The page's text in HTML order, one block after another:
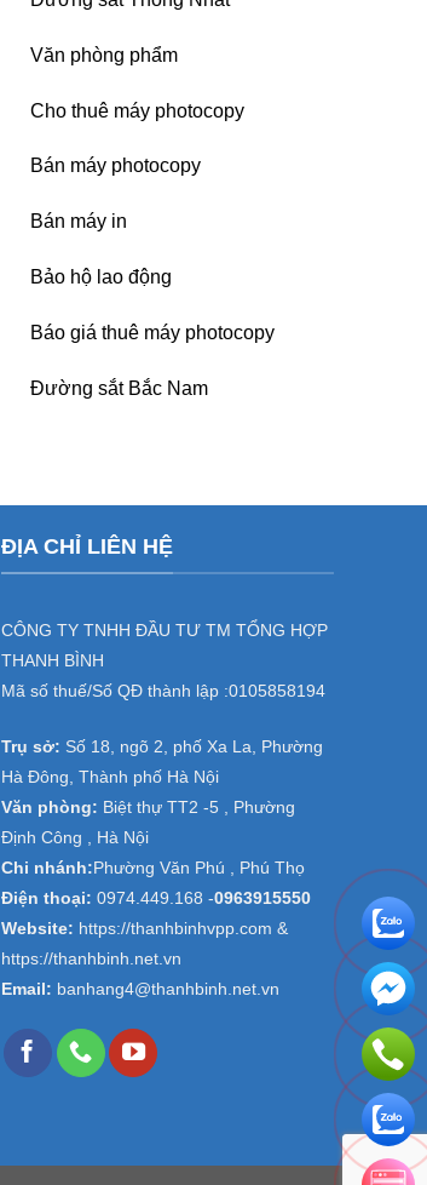
Văn phòng phẩm
Cho thuê máy photocopy
Bán máy photocopy
Bán máy in
Bảo hộ lao động
Báo giá thuê máy photocopy
Đường sắt Bắc Nam
ĐỊA CHỈ LIÊN HỆ
CÔNG TY TNHH ĐẦU TƯ TM TỔNG HỢP
THANH BÌNH
Mã số thuế/Số QĐ thành lập :0105858194
Trụ sở: Số 18, ngõ 2, phố Xa La, Phường
Hà Đông, Thành phố Hà Nội
Văn phòng: Biệt thự TT2 -5 , Phường
Định Công , Hà Nội
Chi nhánh: Phường Văn Phú , Phú Thọ
Điện thoại: 0974.449.168 -0963915550
Website: https://thanhbinhvpp.com &
https://thanhbinh.net.vn
Email: banhang4@thanhbinh.net.vn